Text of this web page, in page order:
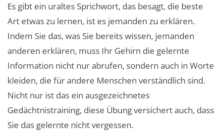
Es gibt ein uraltes Sprichwort, das besagt, die beste
Art etwas zu lernen, ist es jemanden zu erklären.
Indem Sie das, was Sie bereits wissen, jemanden
anderen erklären, muss Ihr Gehirn die gelernte
Information nicht nur abrufen, sondern auch in Worte
kleiden, die für andere Menschen verständlich sind.
Nicht nur ist das ein ausgezeichnetes
Gedächtnistraining, diese Übung versichert auch, dass
Sie das gelernte nicht vergessen.